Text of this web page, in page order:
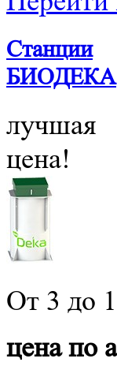
Станции
БИОДЕКА
лучшая
цена!
От 3 до
цена по